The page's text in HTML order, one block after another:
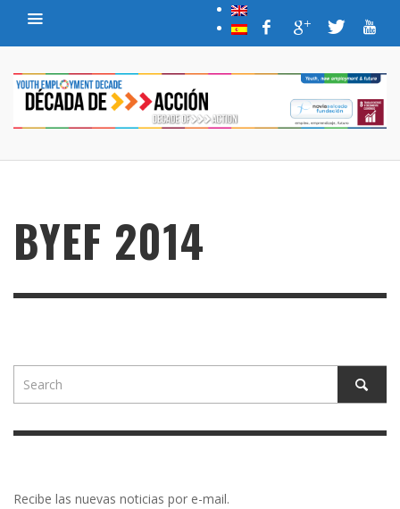
BYEF 2014
Recibe las nuevas noticias por e-mail.